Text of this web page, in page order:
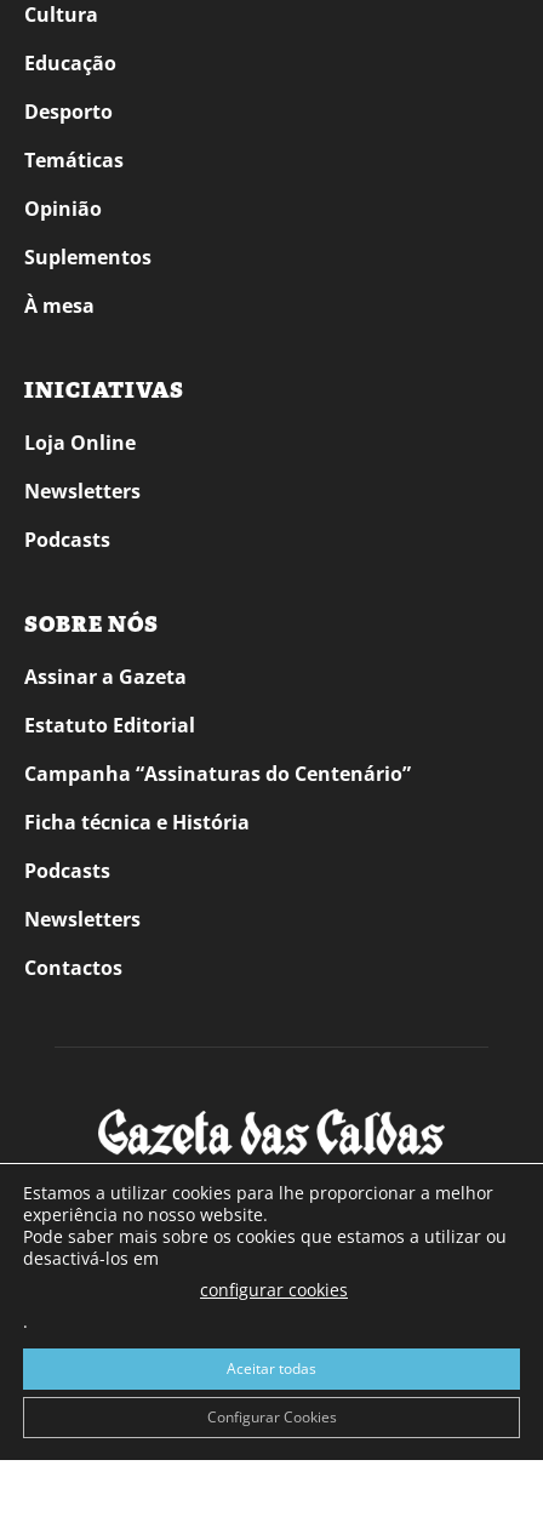
Cultura
Educação
Desporto
Temáticas
Opinião
Suplementos
À mesa
INICIATIVAS
Loja Online
Newsletters
Podcasts
SOBRE NÓS
Assinar a Gazeta
Estatuto Editorial
Campanha “Assinaturas do Centenário”
Ficha técnica e História
Podcasts
Newsletters
Contactos
SOBRE NÓS
Com sede nas Caldas da Rainha e mais de 90 anos de
a sul de distrito de Leiria, com mais de 40.000 leitores por
toda a região Oeste. Jornal com distribuição em Portugal
Continental e assinatura online.
Estamos a utilizar cookies para lhe proporcionar a melhor
experiência no nosso website.
Pode saber mais sobre os cookies que estamos a utilizar ou
desactivá-los em
configurar cookies
.
Aceitar todas
Configurar Cookies